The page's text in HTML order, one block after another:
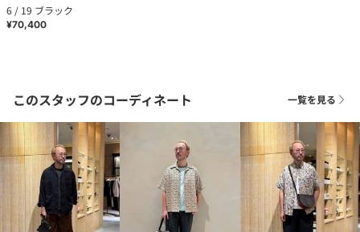
6 / 19 ブラック
¥70,400
このスタッフのコーディネート 一覧を見る